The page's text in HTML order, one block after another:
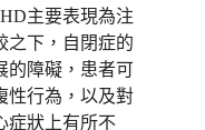
主要表現為注
之下，自閉症的
的障礙，患者可
性行為，以及對
症狀上有所不